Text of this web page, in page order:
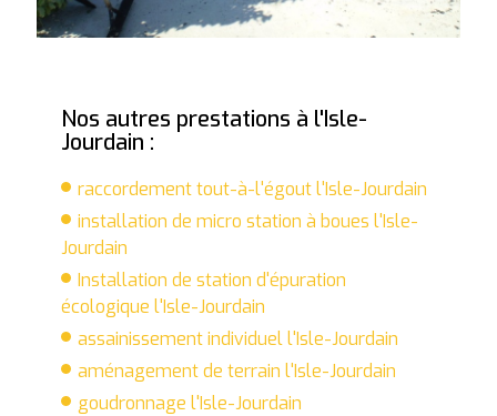
Nos autres prestations à l'Isle-
Jourdain :
raccordement tout-à-l'égout l'Isle-Jourdain
installation de micro station à boues l'Isle-
Jourdain
Installation de station d'épuration
écologique l'Isle-Jourdain
assainissement individuel l'Isle-Jourdain
aménagement de terrain l'Isle-Jourdain
goudronnage l'Isle-Jourdain